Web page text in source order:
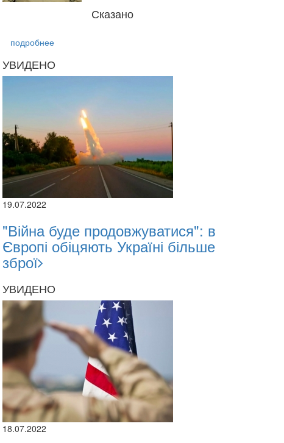
Сказано
подробнее
УВИДЕНО
19.07.2022
"Війна буде продовжуватися": в
Європі обіцяють Україні більше
зброї
УВИДЕНО
18.07.2022